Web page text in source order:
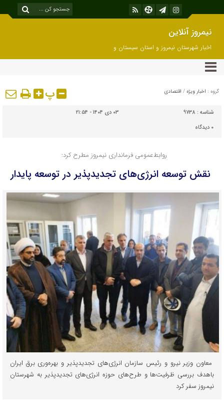
نیمروز آنلاین
اخبار شهرستان نیمروز و استان سیستان و
بلوچستان
گروه : اخبار ویژه / اقتصادی پ
شناسه : 9738
۰۳ دی ۱۴۰۴ - ۲۱:۵۴
۰ دیدگاه
روابط‌عمومی فرمانداری نیمروز مطرح کرد:
نقش توسعه انرژی‌های تجدیدپذیر در توسعه پایدار
معاون وزیر نیرو و رئیس سازمان انرژی‌های تجدیدپذیر و بهره‌وری برق ایران
باهدف بررسی ظرفیت‌ها و طرح‌های حوزه انرژی‌های تجدیدپذیر به شهرستان
نیمروز سفر کرد